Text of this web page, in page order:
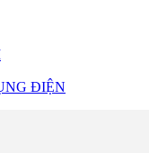
ĐIỆN